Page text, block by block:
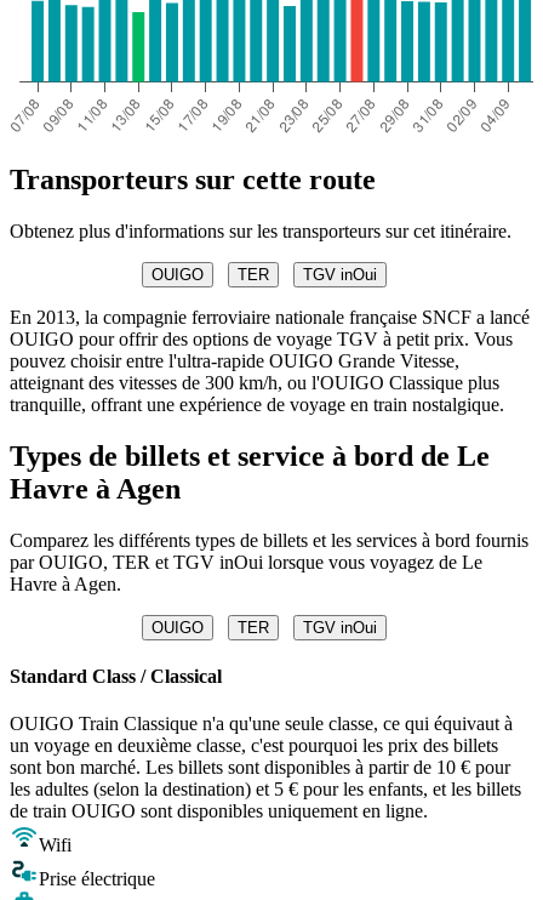
Transporteurs sur cette route
Obtenez plus d'informations sur les transporteurs sur cet itinéraire.
OUIGO TER TGV inOui
En 2013, la compagnie ferroviaire nationale française SNCF a lancé
OUIGO pour offrir des options de voyage TGV à petit prix. Vous
pouvez choisir entre l'ultra-rapide OUIGO Grande Vitesse,
atteignant des vitesses de 300 km/h, ou l'OUIGO Classique plus
tranquille, offrant une expérience de voyage en train nostalgique.
Types de billets et service à bord de Le
Havre à Agen
Comparez les différents types de billets et les services à bord fournis
par OUIGO, TER et TGV inOui lorsque vous voyagez de Le
Havre à Agen.
OUIGO TER TGV inOui
Standard Class / Classical
OUIGO Train Classique n'a qu'une seule classe, ce qui équivaut à
un voyage en deuxième classe, c'est pourquoi les prix des billets
sont bon marché. Les billets sont disponibles à partir de 10 € pour
les adultes (selon la destination) et 5 € pour les enfants, et les billets
de train OUIGO sont disponibles uniquement en ligne.
Wifi
Prise électrique